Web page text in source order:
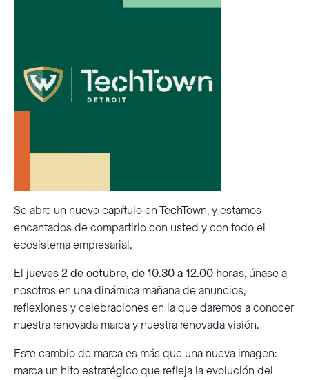
Se abre un nuevo capítulo en TechTown, y estamos
encantados de compartirlo con usted y con todo el
ecosistema empresarial.
El jueves 2 de octubre, de 10.30 a 12.00 horas, únase a
nosotros en una dinámica mañana de anuncios,
reflexiones y celebraciones en la que daremos a conocer
nuestra renovada marca y nuestra renovada visión.
Este cambio de marca es más que una nueva imagen:
marca un hito estratégico que refleja la evolución del